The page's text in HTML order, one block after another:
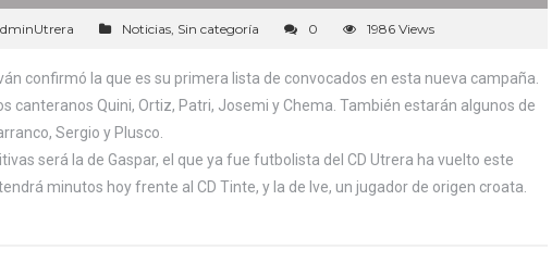
Noticias, Sin categoría 0 1986 Views
confirmó la que es su primera lista de convocados en esta nueva campaña.
canteranos Quini, Ortiz, Patri, Josemi y Chema. También estarán algunos de
Sergio y Plusco.
será la de Gaspar, el que ya fue futbolista del CD Utrera ha vuelto este
minutos hoy frente al CD Tinte, y la de Ive, un jugador de origen croata.